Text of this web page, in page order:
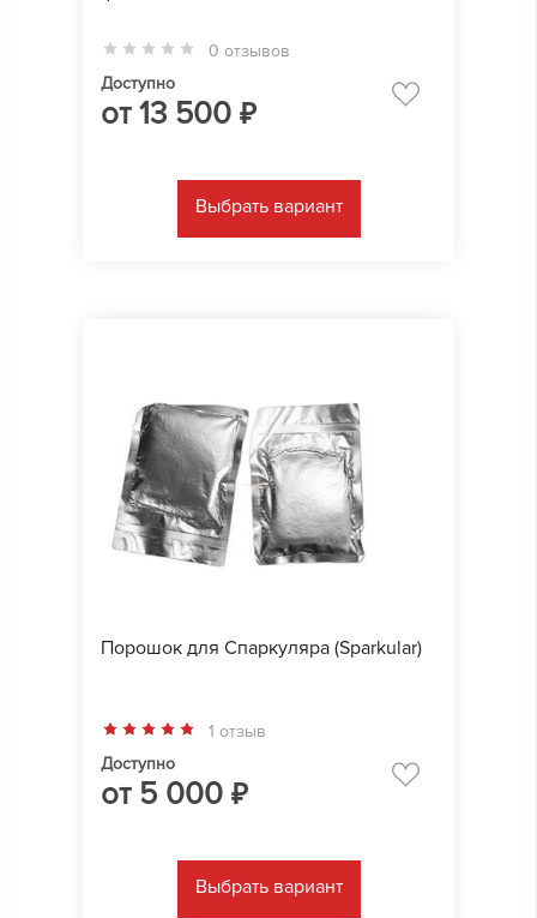
0 отзывов
Доступно
от13 500 ₽
Выбрать вариант
Порошок для Спаркуляра (Sparkular)
1 отзыв
Доступно
от 5 000 ₽
Выбрать вариант